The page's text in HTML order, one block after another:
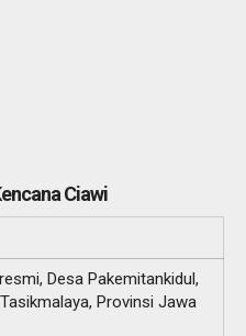
Ciawi
Desa Pakemitankidul,
Provinsi Jawa